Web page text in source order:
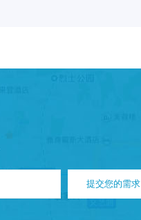
提交您的需求